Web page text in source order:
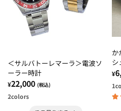
＜サルバトーレマーラ＞電波ソ
ーラー時計
¥22,000 (税込)
2colors
か
シ
¥
1